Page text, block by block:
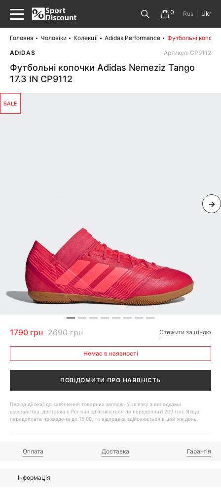
0 Rus Ukr
Головна Чоловіки Колекції Adidas Performance
Футбольні
ADIDAS
Артикул: CP9112
Футбольні копочки Adidas Nemeziz Tango
17.3 IN CP9112
1790 грн 2690 грн Стежити за ціною
Немає в наявності
ПОВІДОМИТИ ПРО НАЯВНІСТЬ
Період дії акції до закінчення товарних запасів. У зв'язку з випадками
шахрайства, доставка в Регіони здійснюється по передоплаті 200 грн. Якщо
передоплата проведена до 15:00, то відправка здійснюється в цей же день.
Оплата Доставка Гарантія
Інформація